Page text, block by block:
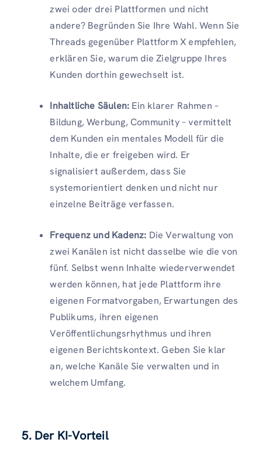
zwei oder drei Plattformen und nicht
andere? Begründen Sie Ihre Wahl. Wenn Sie
Threads gegenüber Plattform X empfehlen,
erklären Sie, warum die Zielgruppe Ihres
Kunden dorthin gewechselt ist.
Inhaltliche Säulen: Ein klarer Rahmen –
Bildung, Werbung, Community – vermittelt
dem Kunden ein mentales Modell für die
Inhalte, die er freigeben wird. Er
signalisiert außerdem, dass Sie
systemorientiert denken und nicht nur
einzelne Beiträge verfassen.
Frequenz und Kadenz: Die Verwaltung von
zwei Kanälen ist nicht dasselbe wie die von
fünf. Selbst wenn Inhalte wiederverwendet
werden können, hat jede Plattform ihre
eigenen Formatvorgaben, Erwartungen des
Publikums, ihren eigenen
Veröffentlichungsrhythmus und ihren
eigenen Berichtskontext. Geben Sie klar
an, welche Kanäle Sie verwalten und in
welchem ​​Umfang.
5. Der KI-Vorteil